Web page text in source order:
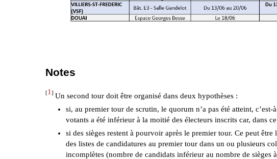
Notes
[1 ] Un second tour doit être organisé dans deux hypothèses :
si, au premier tour de scrutin, le quorum n’a pas été atteint, c’est-
votants a été inférieur à la moitié des électeurs inscrits car, dans ce
si des sièges restent à pourvoir après le premier tour. Ce peut être
des listes de candidatures au premier tour dans un ou plusieurs
incomplètes (nombre de candidats inférieur au nombre de sièges